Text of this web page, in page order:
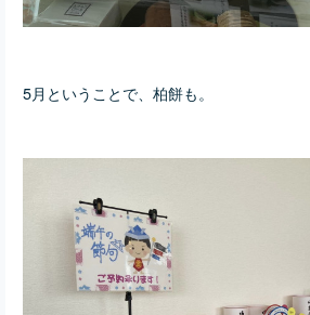
5月ということで、柏餅も。